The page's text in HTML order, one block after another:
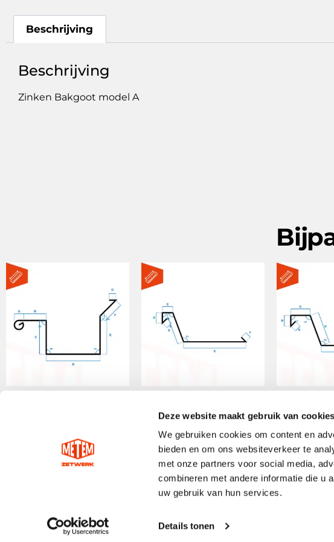
Deze website maakt gebruik van cookies
We gebruiken cookies om content en
bieden en om ons websiteverkeer te
met onze partners voor social media,
combineren met andere informatie die u
uw gebruik van hun services.
Details tonen
Beschrijving
Beschrijving
Zinken Bakgoot model A
Gewaardeerd
SELECT OPTIONS
5.00
SELECT
Contact Maatwerk